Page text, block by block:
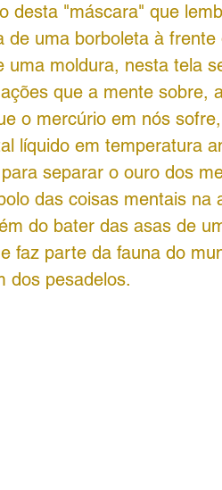
desta "máscara" que
de uma borboleta à frente
uma moldura, nesta tela
que a mente sobre,
o mercúrio em nós
líquido em temperatura
separar o ouro dos
das coisas mentais na
do bater das asas de
faz parte da fauna do
dos pesadelos.